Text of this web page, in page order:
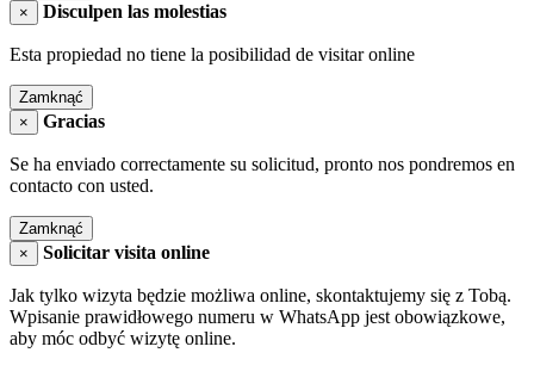
×
Disculpen las molestias
Esta propiedad no tiene la posibilidad de visitar online
Zamknąć
×
Gracias
Se ha enviado correctamente su solicitud, pronto nos pondremos en
contacto con usted.
Zamknąć
×
Solicitar visita online
Jak tylko wizyta będzie możliwa online, skontaktujemy się z Tobą.
Wpisanie prawidłowego numeru w WhatsApp jest obowiązkowe,
aby móc odbyć wizytę online.